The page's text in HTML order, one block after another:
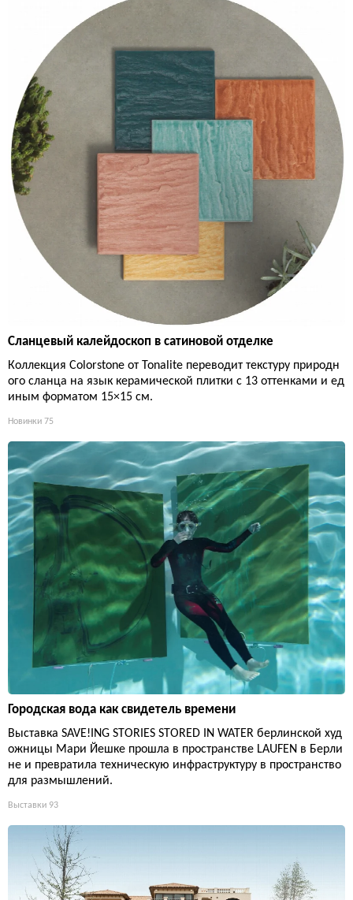
Сланцевый калейдоскоп в сатиновой отделке
Коллекция Colorstone от Tonalite переводит текстуру природн
ого сланца на язык керамической плитки с 13 оттенками и ед
иным форматом 15×15 см.
Новинки 75
Городская вода как свидетель времени
Выставка SAVE!ING STORIES STORED IN WATER берлинской худ
ожницы Мари Йешке прошла в пространстве LAUFEN в Берли
не и превратила техническую инфраструктуру в пространство
для размышлений.
Выставки 93